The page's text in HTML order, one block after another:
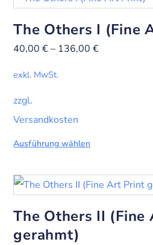
The Others I (Fine
40,00€– 136,00€
exkl. MwSt.
zzgl.
Versandkosten
Ausführung wählen
The Others II
gerahmt)